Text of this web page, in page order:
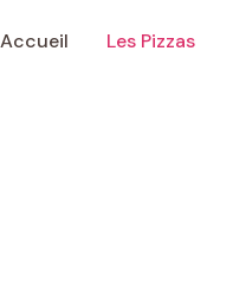
Accueil Les Pizzas